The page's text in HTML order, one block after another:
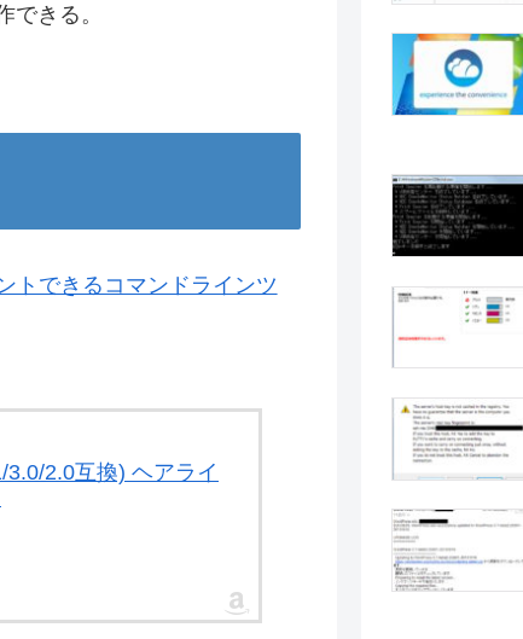
できる。
トできるコマンドラインツ
2.0互換) ヘアライ